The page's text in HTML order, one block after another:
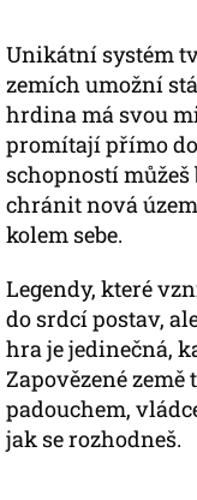
Unikátní systém
zemích umožní
hrdina má svou
promítají přímo
schopností
chránit nová
kolem sebe.
Legendy, které
do srdcí postav,
hra je jedinečná,
Zapovězené
padouchem,
jak se rozhodneš.